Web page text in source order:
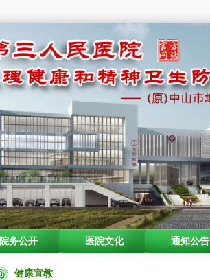
院务公开 医院文化 通知公告
健康宣教